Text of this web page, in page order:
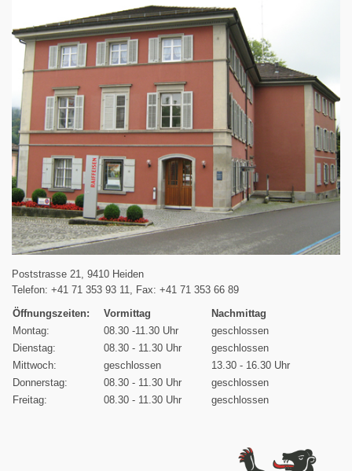
Poststrasse 21, 9410 Heiden
Telefon: +41 71 353 93 11, Fax: +41 71 353 66 89
Öffnungszeiten: Vormittag
Nachmittag
Montag:
08.30 -11.30 Uhr
geschlossen
Dienstag:
08.30 - 11.30 Uhr
geschlossen
Mittwoch:
geschlossen
13.30 - 16.30 Uhr
Donnerstag:
08.30 - 11.30 Uhr
geschlossen
Freitag:
08.30 - 11.30 Uhr geschlossen